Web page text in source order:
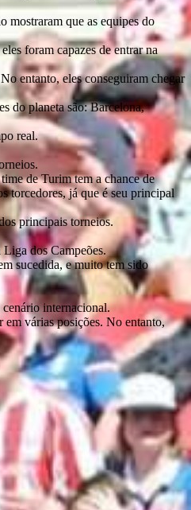
mostraram que as equipes do
foram capazes de entrar na
entanto, eles conseguiram chegar
do planeta são: Barcelona,
real.
de Turim tem a chance de
torcedores, já que é seu principal
principais torneios.
Liga dos Campeões.
sucedida, e muito tem sido
internacional.
em várias posições. No entanto,